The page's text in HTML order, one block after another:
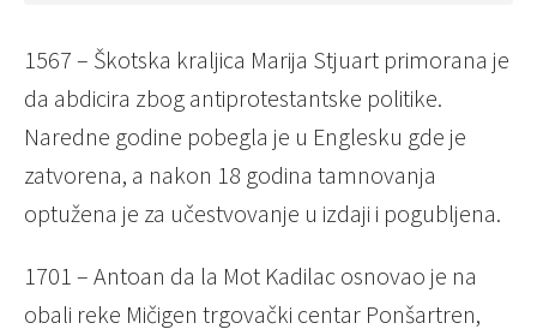
1567 – Škotska kraljica Marija Stjuart primorana je
da abdicira zbog antiprotestantske politike.
Naredne godine pobegla je u Englesku gde je
zatvorena, a nakon 18 godina tamnovanja
optužena je za učestvovanje u izdaji i pogubljena.
1701 – Antoan da la Mot Kadilac osnovao je na
obali reke Mičigen trgovački centar Ponšartren,